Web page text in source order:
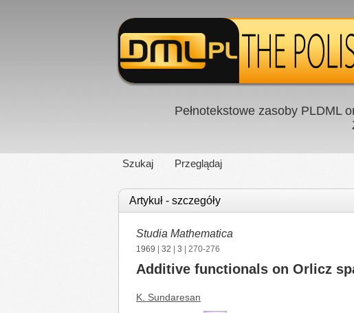
Pełnotekstowe zasoby PLDML
Szukaj Przeglądaj
Artykuł - szczegóły
Studia Mathematica
1969 32 3 | 270-276
Additive functionals on Orlicz
K. Sundaresan